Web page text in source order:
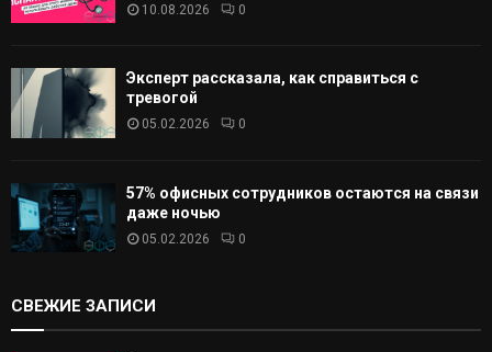
10.08.2026 0
Эксперт рассказала, как справиться с
тревогой
05.02.2026 0
57% офисных сотрудников остаются на связи
даже ночью
05.02.2026 0
СВЕЖИЕ ЗАПИСИ